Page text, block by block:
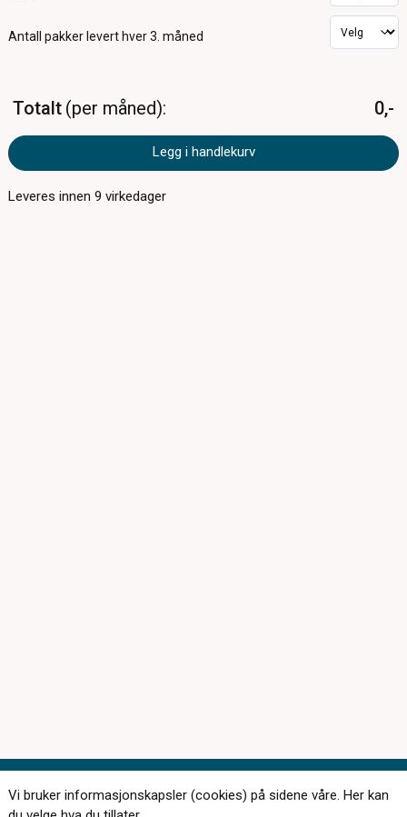
Antall pakker levert hver 3. måned
Totalt per måned 0,-
Legg i handlekurv
Leveres innen9 virkedager
Vi bruker informasjonskapsler (cookies) på sidene våre. Her kan